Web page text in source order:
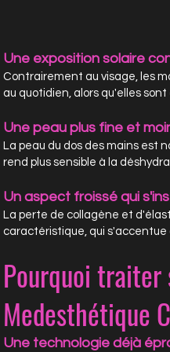
Une exposition solaire
Contrairement au visage, les
au quotidien, alors qu'elles
Une peau plus fine et
La peau du dos des mains est
rend plus sensible à la
Un aspect froissé qui
La perte de collagène et
caractéristique, qui s'accentue
Pourquoi traiter
Medesthétique
Une technologie déjà